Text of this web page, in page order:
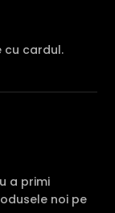
cu cardul.
a primi
noi pe